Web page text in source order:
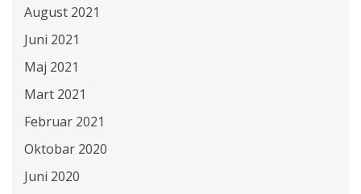
August 2021
Juni 2021
Maj 2021
Mart 2021
Februar 2021
Oktobar 2020
Juni 2020